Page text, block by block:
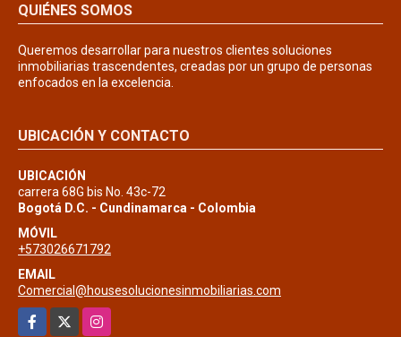
QUIÉNES SOMOS
Queremos desarrollar para nuestros clientes soluciones
inmobiliarias trascendentes, creadas por un grupo de personas
enfocados en la excelencia.
UBICACIÓN Y CONTACTO
UBICACIÓN
carrera 68G bis No. 43c-72
Bogotá D.C. - Cundinamarca - Colombia
MÓVIL
+573026671792
EMAIL
Comercial@housesolucionesinmobiliarias.com
Facebook
Instagram